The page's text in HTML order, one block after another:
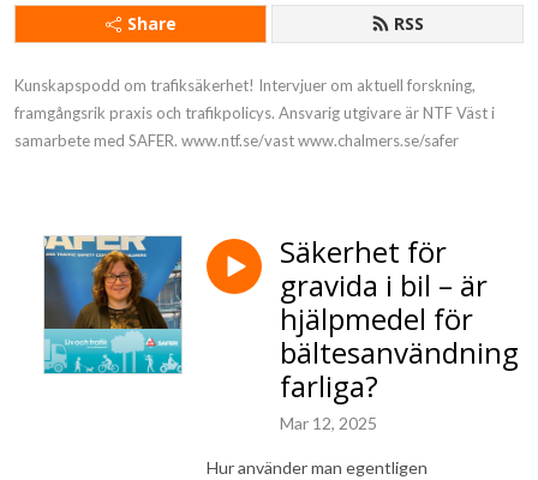
Share RSS
Kunskapspodd om trafiksäkerhet! Intervjuer om aktuell forskning,
framgångsrik praxis och trafikpolicys. Ansvarig utgivare är NTF Väst i
samarbete med SAFER. www.ntf.se/vast www.chalmers.se/safer
Säkerhet för
gravida i bil – är
hjälpmedel för
bältesanvändning
farliga?
Mar 12, 2025
Hur använder man egentligen